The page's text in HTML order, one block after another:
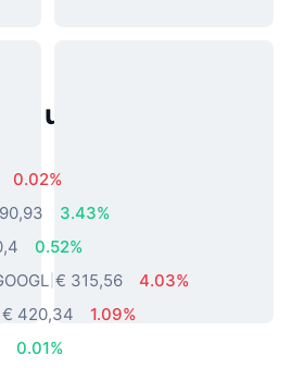
uit de echte
0.02%
3.43%
0.52%
€ 315,56
4.03%
€ 420,34
1.09%
0.01%